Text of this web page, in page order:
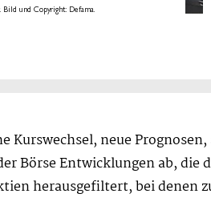
und Copyright: Defama.
Kurswechsel, neue
Börse Entwicklungen ab,
herausgefiltert, bei denen